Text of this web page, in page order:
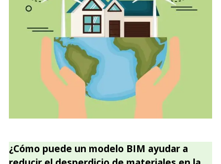
¿Cómo puede un modelo BIM ayudar a